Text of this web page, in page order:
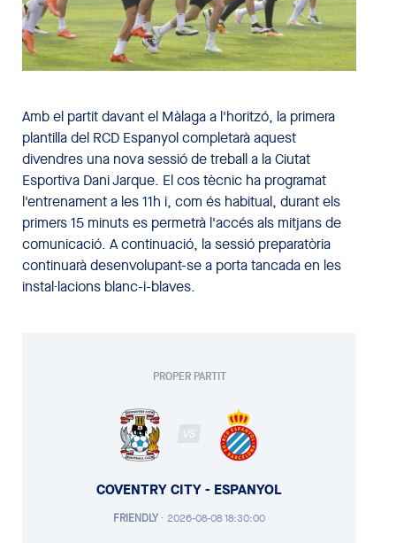
Amb el partit davant el Màlaga a l'horitzó, la primera
plantilla del RCD Espanyol completarà aquest
divendres una nova sessió de treball a la Ciutat
Esportiva Dani Jarque. El cos tècnic ha programat
l'entrenament a les 11h i, com és habitual, durant els
primers 15 minuts es permetrà l'accés als mitjans de
comunicació. A continuació, la sessió preparatòria
continuarà desenvolupant-se a porta tancada en les
instal·lacions blanc-i-blaves.
PROPER PARTIT
VS
COVENTRY CITY - ESPANYOL
FRIENDLY· 2026-08-08 18:30:00